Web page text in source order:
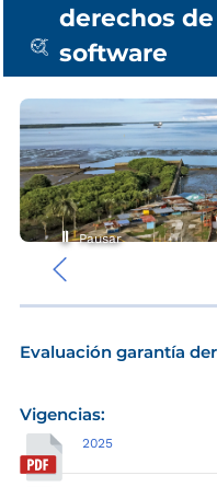
derechos
software
‹
Pausar
Evaluación garantía
Vigencias:
2025